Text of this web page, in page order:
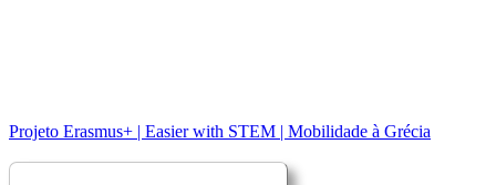
Projeto Erasmus+ | Easier with STEM | Mobilidade à Grécia